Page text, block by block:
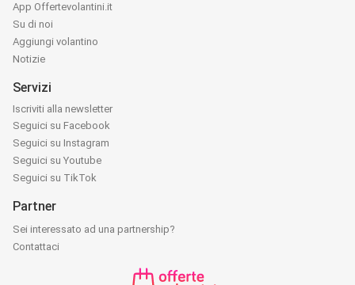
App Offertevolantini.it
Su di noi
Aggiungi volantino
Notizie
Servizi
Iscriviti alla newsletter
Seguici su Facebook
Seguici su Instagram
Seguici su Youtube
Seguici su TikTok
Partner
Sei interessato ad una partnership?
Contattaci